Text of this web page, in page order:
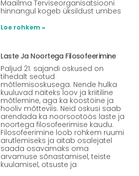
Maailma Terviseorganisatsiooni
hinnangul kogeb üksildust umbes
Loe rohkem »
Laste Ja Noortega Filosofeerimine
Paljud 21. sajandi oskused on
tihedalt seotud
mõtlemisoskusega. Nende hulka
kuuluvad näiteks loov ja kriitiline
mõtlemine, aga ka koostöine ja
hooliv mõtteviis. Neid oskusi saab
arendada ka noorsootöös laste ja
noortega filosofeerimise kaudu.
Filosofeerimine loob rohkem ruumi
arutlemiseks ja aitab osalejatel
saada osavamaks oma
arvamuse sõnastamisel, teiste
kuulamisel, otsuste ja